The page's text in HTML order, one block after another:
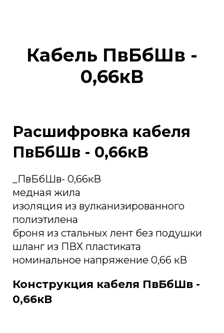
Кабель ПвБбШв -
0,66кВ
Расшифровка кабеля
ПвБбШв - 0,66кВ
_ПвБбШв- 0,66кВ
медная жила
изоляция из вулканизированного
полиэтилена
броня из стальных лент без подушки
шланг из ПВХ пластиката
номинальное напряжение 0,66 кВ
Конструкция кабеля ПвБбШв -
0,66кВ